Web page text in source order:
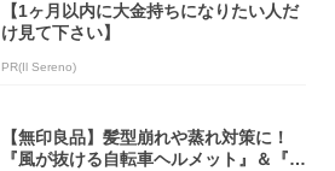
【1ヶ月以内に大金持ちになりたい人だ
け見て下さい】
PR(Il Sereno)
【無印良品】髪型崩れや蒸れ対策に！
『風が抜ける自転車ヘルメット』＆『2